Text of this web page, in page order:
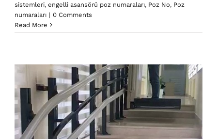
sistemleri, engelli asansörü poz numaraları, Poz No, Poz
numaraları | 0 Comments
Read More
924.054 Poz No
dikey kuyusuz asansör sistemleri
poz numaraları Poz No Poz numaraları